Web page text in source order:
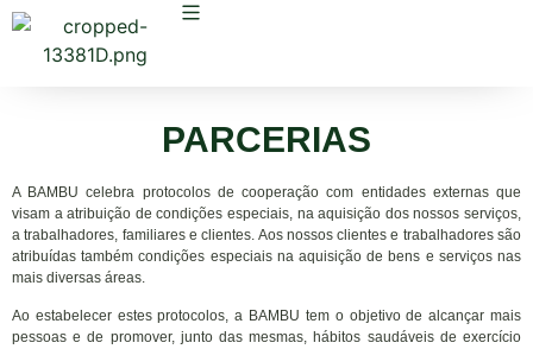
PARCERIAS
A BAMBU celebra protocolos de cooperação com entidades externas que
visam a atribuição de condições especiais, na aquisição dos nossos serviços,
a trabalhadores, familiares e clientes. Aos nossos clientes e trabalhadores são
atribuídas também condições especiais na aquisição de bens e serviços nas
mais diversas áreas.
Ao estabelecer estes protocolos, a BAMBU tem o objetivo de alcançar mais
pessoas e de promover, junto das mesmas, hábitos saudáveis de exercício